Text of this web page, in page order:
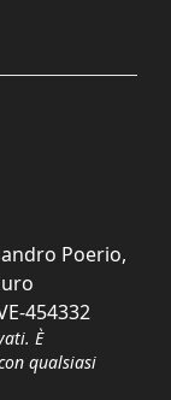
Poerio,
454332
È
qualsiasi